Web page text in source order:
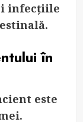
infecțiile
în
este